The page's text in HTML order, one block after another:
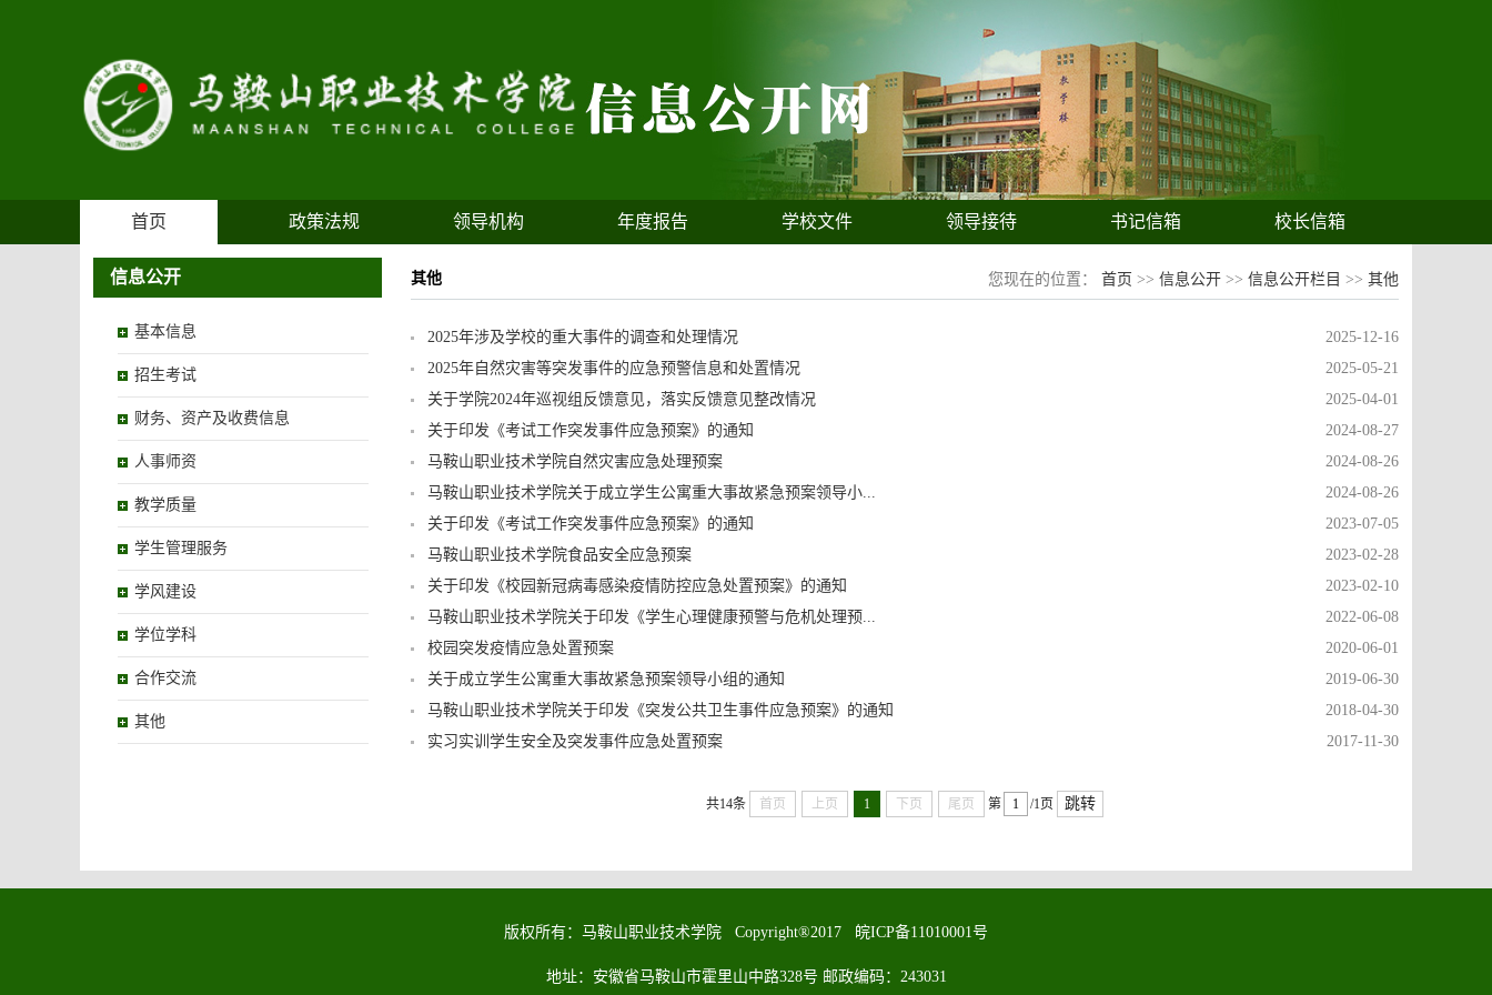
首页 政策法规 领导机构 年度报告 学校文件 领导接待 书记信箱 校长信箱
信息公开
基本信息
招生考试
财务、资产及收费信息
人事师资
教学质量
学生管理服务
学风建设
学位学科
合作交流
其他
您现在的位置： 首页 >> 信息公开 >> 信息公开栏目 >> 其他
其他
2025-12-16
2025年涉及学校的重大事件的调查和处理情况
2025-05-21
2025年自然灾害等突发事件的应急预警信息和处置情况
2025-04-01
关于学院2024年巡视组反馈意见，落实反馈意见整改情况
2024-08-27
关于印发《考试工作突发事件应急预案》的通知
2024-08-26
马鞍山职业技术学院自然灾害应急处理预案
2024-08-26
马鞍山职业技术学院关于成立学生公寓重大事故紧急预案领导小...
2023-07-05
关于印发《考试工作突发事件应急预案》的通知
2023-02-28
马鞍山职业技术学院食品安全应急预案
2023-02-10
关于印发《校园新冠病毒感染疫情防控应急处置预案》的通知
2022-06-08
马鞍山职业技术学院关于印发《学生心理健康预警与危机处理预...
2020-06-01
校园突发疫情应急处置预案
2019-06-30
关于成立学生公寓重大事故紧急预案领导小组的通知
2018-04-30
马鞍山职业技术学院关于印发《突发公共卫生事件应急预案》的通知
2017-11-30
实习实训学生安全及突发事件应急处置预案
共14条 首页 上页 1 下页 尾页 第 /1页 跳转
版权所有：马鞍山职业技术学院 Copyright®2017 皖ICP备11010001号
地址：安徽省马鞍山市霍里山中路328号 邮政编码：243031